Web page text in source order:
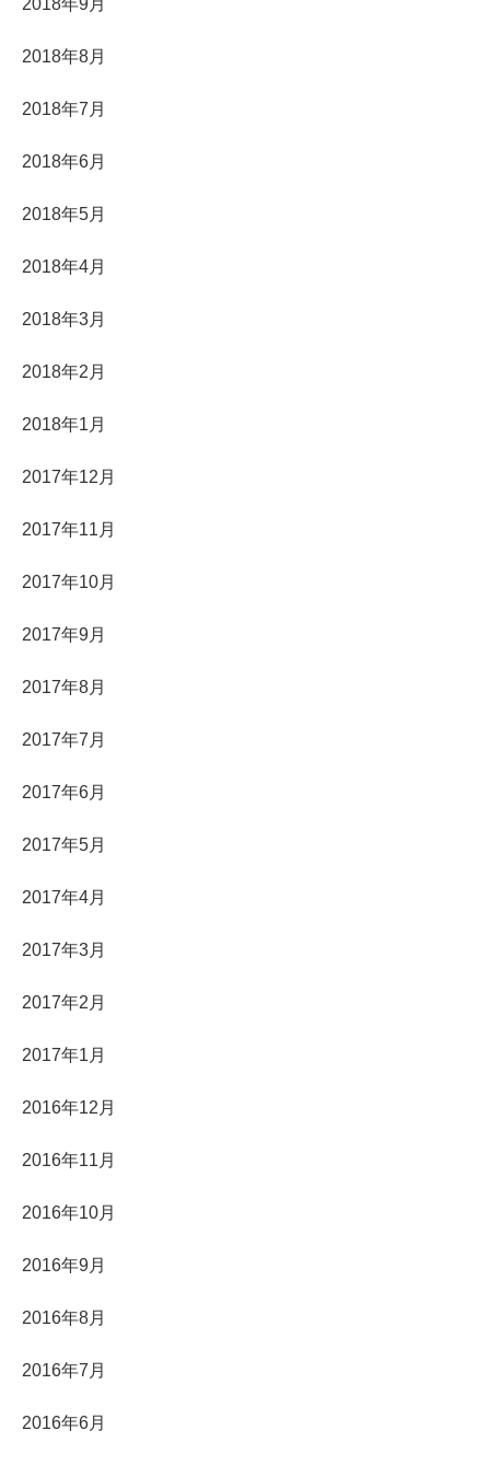
2018年8月
2018年7月
2018年6月
2018年5月
2018年4月
2018年3月
2018年2月
2018年1月
2017年12月
2017年11月
2017年10月
2017年9月
2017年8月
2017年7月
2017年6月
2017年5月
2017年4月
2017年3月
2017年2月
2017年1月
2016年12月
2016年11月
2016年10月
2016年9月
2016年8月
2016年7月
2016年6月